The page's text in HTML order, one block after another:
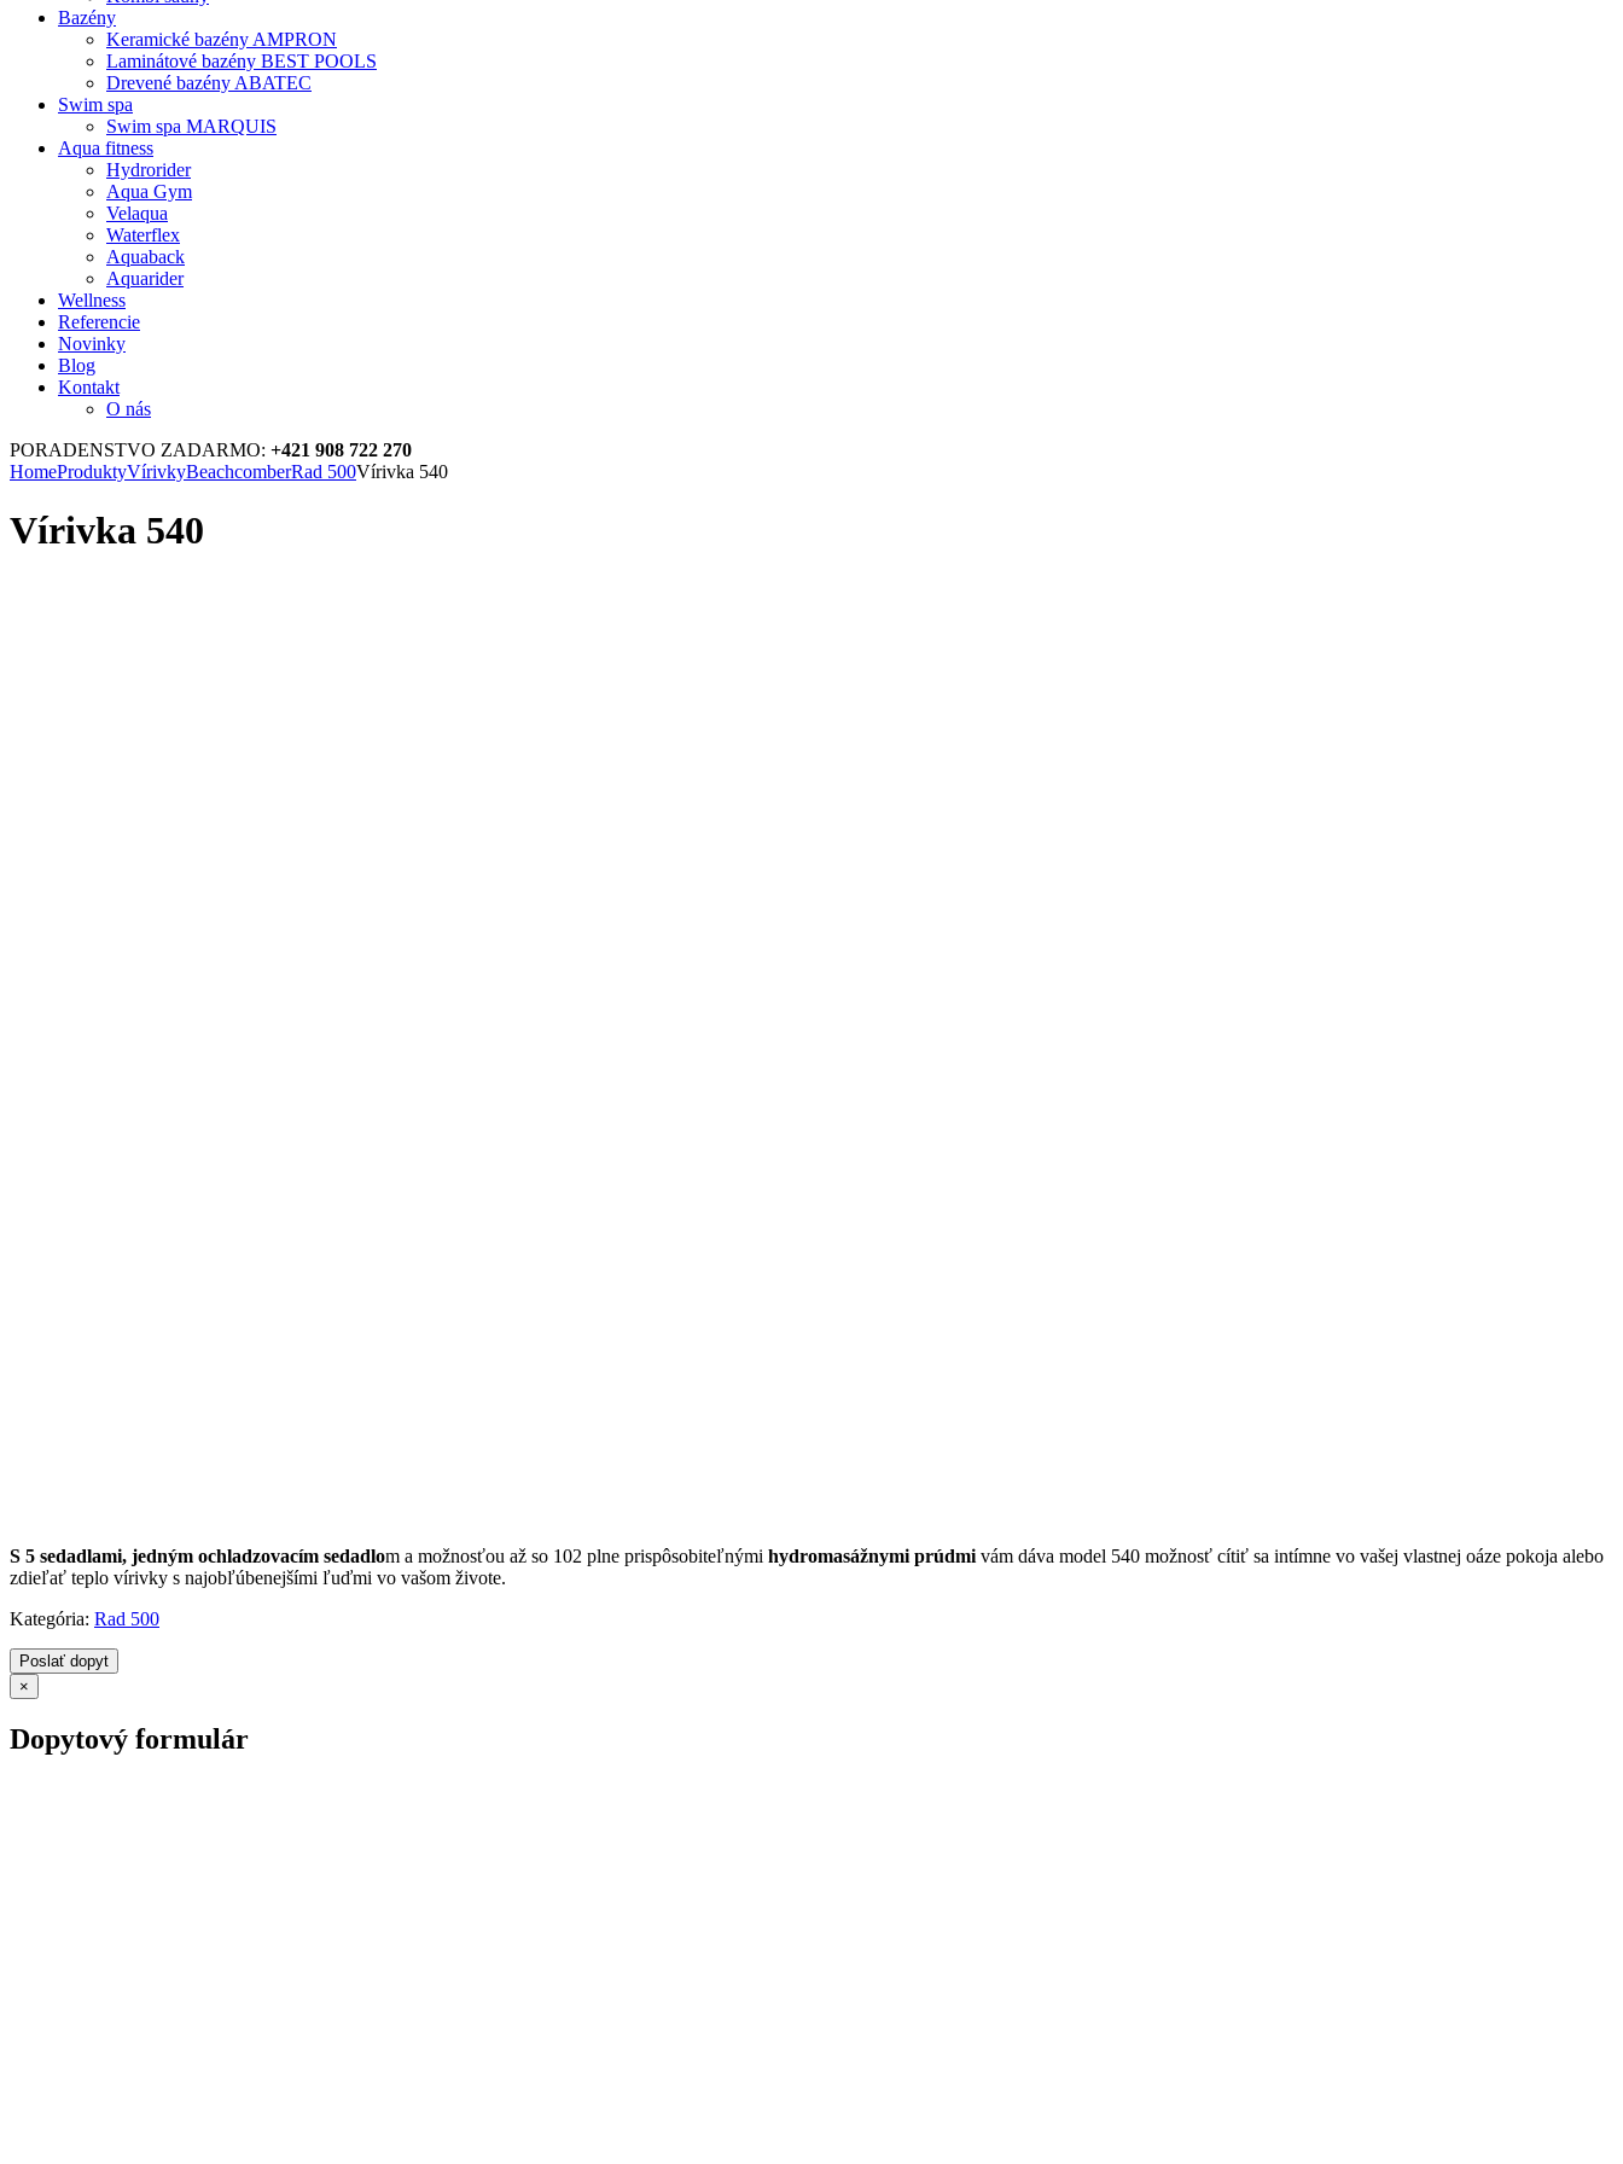
Bazény
Keramické bazény AMPRON
Laminátové bazény BEST POOLS
Drevené bazény ABATEC
Swim spa
Swim spa MARQUIS
Aqua fitness
Hydrorider
Aqua Gym
Velaqua
Waterflex
Aquaback
Aquarider
Wellness
Referencie
Novinky
Blog
Kontakt
O nás
PORADENSTVO ZADARMO: +421 908 722 270
HomeProduktyVírivkyBeachcomberRad 500Vírivka 540
Vírivka 540
S 5 sedadlami, jedným ochladzovacím sedadlom a možnosťou až so 102 plne prispôsobiteľnými hydromasážnymi prúdmi vám dáva model 540 možnosť cítiť sa intímne vo vašej vlastnej oáze pokoja alebo
zdieľať teplo vírivky s najobľúbenejšími ľuďmi vo vašom živote.
Kategória: Rad 500
Poslať dopyt
×
Dopytový formulár